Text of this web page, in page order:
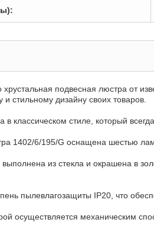
хрустальная подвесная люстра от
и стильному дизайну своих товаров.
в классическом стиле, который
1402/6/195/G оснащена шестью
из стекла и окрашена в
пылевлагозащиты IP20, что
осуществляется механическим